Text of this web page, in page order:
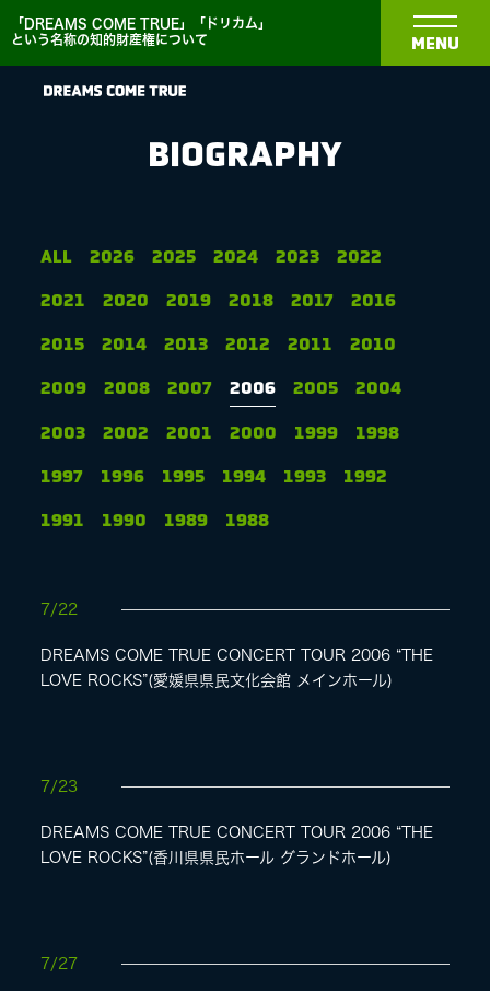
「DREAMS COME TRUE」「ドリカム」
という名称の知的財産権について
MENU
BIOGRAPHY
DISCOGRAPHY
MEDIA
SPECIAL SITE
MASA BLOG
BIOGRAPHY
ALL 2026 2025 2024 2023 2022
2021 2020 2019 2018 2017 2016
2015 2014 2013 2012 2011 2010
2009 2008 2007 2006 2005 2004
2003 2002 2001 2000 1999 1998
1997 1996 1995 1994 1993 1992
1991 1990 1989 1988
7/22
DREAMS COME TRUE CONCERT TOUR 2006 “THE
LOVE ROCKS”(愛媛県県民文化会館 メインホール)
7/23
DREAMS COME TRUE CONCERT TOUR 2006 “THE
LOVE ROCKS”(香川県県民ホール グランドホール)
7/27